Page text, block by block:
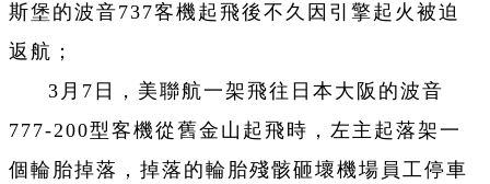
斯堡的波音737客機起飛後不久因引擎起火被迫
返航；
3月7日，美聯航一架飛往日本大阪的波音
777-200型客機從舊金山起飛時，左主起落架一
個輪胎掉落，掉落的輪胎殘骸砸壞機場員工停車